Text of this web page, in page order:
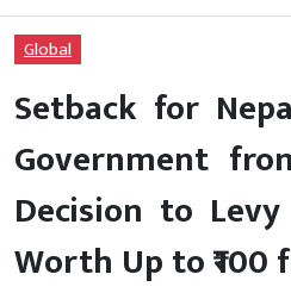
Global
Setback for
Government
Decision to
Worth Up to ₹100